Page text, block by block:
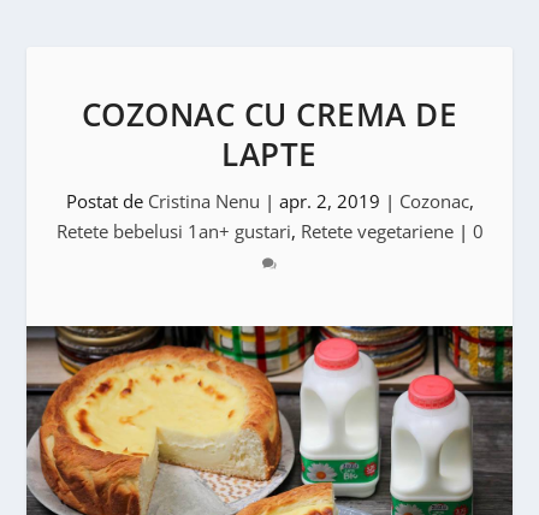
COZONAC CU CREMA DE
LAPTE
Postat de Cristina Nenu | apr. 2, 2019 | Cozonac,
Retete bebelusi 1an+ gustari, Retete vegetariene| 0